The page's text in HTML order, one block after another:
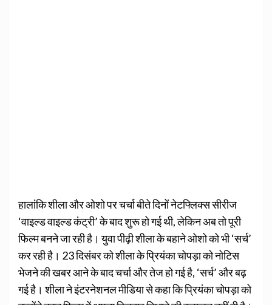
हालांकि शीला और ओशो पर चर्चा बीते दिनों नेटफ्लिक्स सीरीज
‘वाइल्ड वाइल्ड कंट्री’ के बाद शुरू हो गई थी, लेकिन अब तो पूरी
फिल्म बनने जा रही है। युवा पीढ़ी शीला के बहाने ओशो को भी ‘सर्च’
कर रही है। 23 दिसंबर को शीला के प्रियंका चोपड़ा को नोटिस
भेजने की खबर आने के बाद चर्चा और तेज हो गई है, ‘सर्च’ और बढ़
गई है। शीला ने इंटरनेशनल मीडिया से कहा कि प्रियंका चोपड़ा को